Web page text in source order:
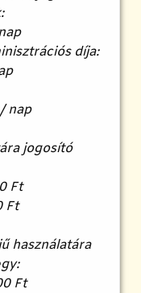
díja:
nap
jogosító
Ft
Ft
használatára
Ft